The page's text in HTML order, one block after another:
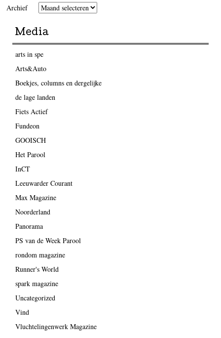
Archief
Media
arts in spe
Arts&Auto
Boekjes, columns en dergelijke
de lage landen
Fiets Actief
Fundeon
GOOISCH
Het Parool
InCT
Leeuwarder Courant
Max Magazine
Noorderland
Panorama
PS van de Week Parool
rondom magazine
Runner's World
spark magazine
Uncategorized
Vind
Vluchtelingenwerk Magazine